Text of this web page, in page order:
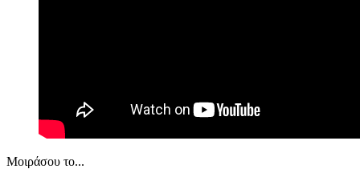
Μοιράσου το...